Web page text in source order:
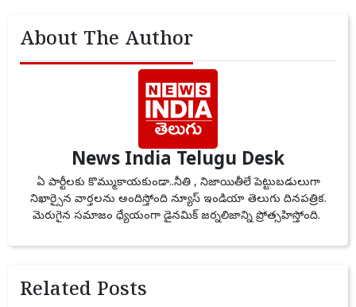
About The Author
News India Telugu Desk
ఏ పార్టీలకు కొమ్ముకాయకుండా..నీతి , నిజాయితీలే పెట్టుబడులుగా
నిఖార్సైన వార్తలను అందిస్తోంది న్యూస్ ఇండియా తెలుగు దినపత్రిక.
మెరుగైన సమాజం ధ్యేయంగా డైనమిక్ జర్నలిజాన్ని ప్రోత్సహిస్తోంది.
Related Posts